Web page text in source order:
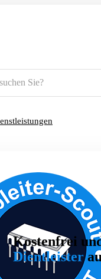
Kostenfrei
Dientleister